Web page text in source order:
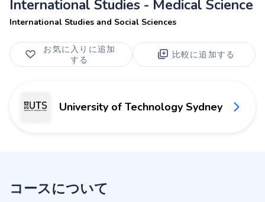
International Studies - Medical Science
International Studies and Social Sciences
お気に入りに追加
する
比較に追加する
University of Technology Sydney
コースについて